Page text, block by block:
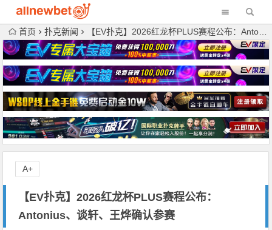
首页 扑克新闻 【EV扑克】2026红龙杯PLUS赛程公布：Antonius、谈轩、王烨确认参赛
【EV扑克】2026红龙杯PLUS赛程公布：
Antonius、谈轩、王烨确认参赛
A+